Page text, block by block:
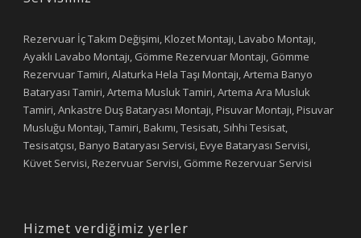
Rezervuar İç Takım Değişimi, Klozet Montajı, Lavabo Montajı,
Ayaklı Lavabo Montajı, Gömme Rezervuar Montajı, Gömme
Rezervuar Tamiri, Alaturka Hela Taşı Montajı, Artema Banyo
Bataryası Tamiri, Artema Musluk Tamiri, Artema Ara Musluk
Tamiri, Ankastre Duş Bataryası Montajı, Pisuvar Montajı, Pisuvar
Musluğu Montajı, Tamiri, Bakımı, Tesisatı, Sıhhi Tesisat,
Tesisatçısı, Banyo Bataryası Servisi, Evye Bataryası Servisi,
Küvet Servisi, Rezervuar Servisi, Gömme Rezervuar Servisi
Hizmet verdiğimiz yerler